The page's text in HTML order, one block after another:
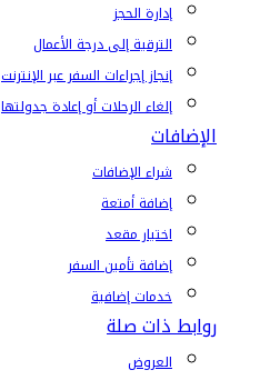
إدارة الحجز
الترقية إلى درجة الأعمال
إنجاز إجراءات السفر عبر الإنترنت
إلغاء الرحلات أو إعادة جدولتها
الإضافات
شراء الإضافات
إضافة أمتعة
اختيار مقعد
إضافة تأمين السفر
خدمات إضافية
روابط ذات صلة
العروض